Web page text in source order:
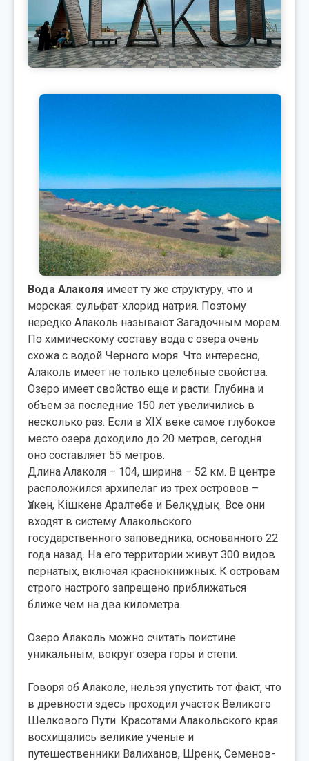
Вода Алаколя имеет ту же структуру, что и
морская: сульфат-хлорид натрия. Поэтому
нередко Алаколь называют Загадочным морем.
По химическому составу вода с озера очень
схожа с водой Черного моря. Что интересно,
Алаколь имеет не только целебные свойства.
Озеро имеет свойство еще и расти. Глубина и
объем за последние 150 лет увеличились в
несколько раз. Если в XIX веке самое глубокое
место озера доходило до 20 метров, сегодня
оно составляет 55 метров.
Длина Алаколя – 104, ширина – 52 км. В центре
расположился архипелаг из трех островов –
Үлкен, Кішкене Аралтөбе и Белқұдық. Все они
входят в систему Алакольского
государственного заповедника, основанного 22
года назад. На его территории живут 300 видов
пернатых, включая краснокнижных. К островам
строго настрого запрещено приближаться
ближе чем на два километра.
Озеро Алаколь можно считать поистине
уникальным, вокруг озера горы и степи.
Говоря об Алаколе, нельзя упустить тот факт, что
в древности здесь проходил участок Великого
Шелкового Пути. Красотами Алакольского края
восхищались великие ученые и
путешественники Валиханов, Шренк, Семенов-